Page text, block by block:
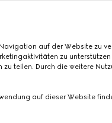
auf der Website zu
zu unterstützen
teilen. Durch die weitere
auf dieser Website